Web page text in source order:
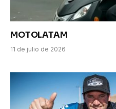
MOTOLATAM
11 de julio de 2026